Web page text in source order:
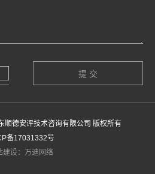
顺德安评技术咨询有限公司 版权所有
备17031332号
建设：万迪网络